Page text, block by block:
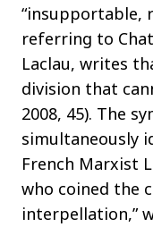
“insupportable,
referring to
Laclau, writes
division that
2008, 45). The
simultaneously
French Marxist
who coined the
interpellation,”